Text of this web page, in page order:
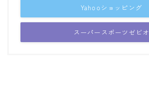
Yahooショッピング
スーパースポーツゼビオ